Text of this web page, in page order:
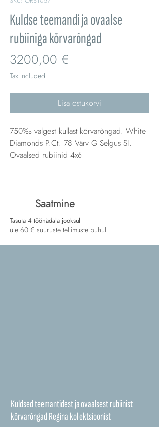
Kuldse teemandi ja ovaalse
rubiiniga kõrvarõngad
3200,00 €
Tax Included
Lisa ostukorvi
750‰ valgest kullast kõrvarõngad. White
Diamonds P.Ct. 78 Värv G Selgus SI.
Ovaalsed rubiinid 4x6
Saatmine
Tasuta 4 töönädala jooksul
üle 60 € suuruste tellimuste puhul
Kuldsed teemantidest ja ovaalsest rubiinist
kõrvarõngad Regina kollektsioonist